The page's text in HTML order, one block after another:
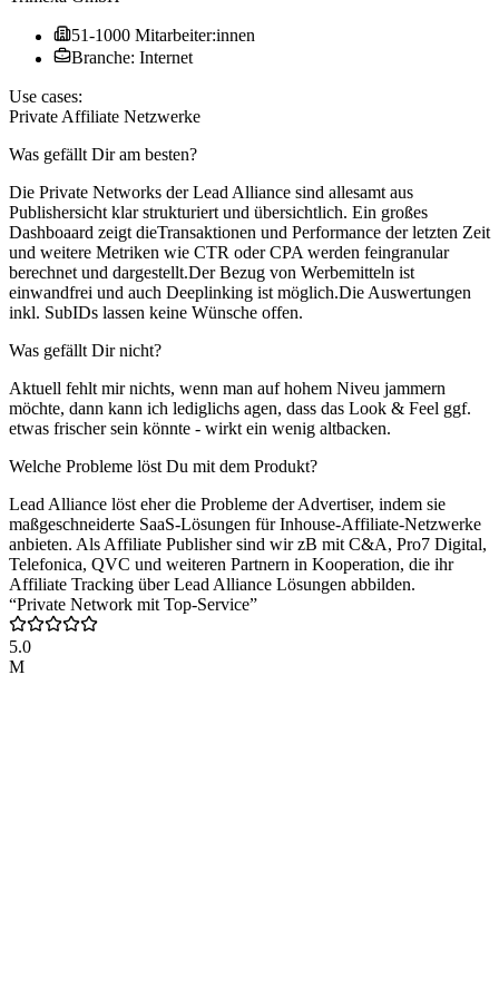
51-1000 Mitarbeiter:innen
Branche: Internet
Use cases:
Private Affiliate Netzwerke
Was gefällt Dir am besten?
Die Private Networks der Lead Alliance sind allesamt aus
Publishersicht klar strukturiert und übersichtlich. Ein großes
Dashboaard zeigt dieTransaktionen und Performance der letzten Zeit
und weitere Metriken wie CTR oder CPA werden feingranular
berechnet und dargestellt.Der Bezug von Werbemitteln ist
einwandfrei und auch Deeplinking ist möglich.Die Auswertungen
inkl. SubIDs lassen keine Wünsche offen.
Was gefällt Dir nicht?
Aktuell fehlt mir nichts, wenn man auf hohem Niveu jammern
möchte, dann kann ich lediglichs agen, dass das Look & Feel ggf.
etwas frischer sein könnte - wirkt ein wenig altbacken.
Welche Probleme löst Du mit dem Produkt?
Lead Alliance löst eher die Probleme der Advertiser, indem sie
maßgeschneiderte SaaS-Lösungen für Inhouse-Affiliate-Netzwerke
anbieten. Als Affiliate Publisher sind wir zB mit C&A, Pro7 Digital,
Telefonica, QVC und weiteren Partnern in Kooperation, die ihr
Affiliate Tracking über Lead Alliance Lösungen abbilden.
“Private Network mit Top-Service”
5.0
M